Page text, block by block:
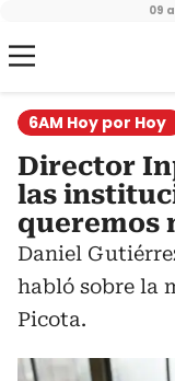
09
6AM Hoy por Hoy
Director
las
queremos
Daniel
habló sobre la
Picota.